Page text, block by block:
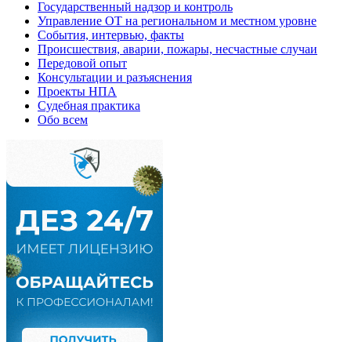
Государственный надзор и контроль
Управление ОТ на региональном и местном уровне
События, интервью, факты
Происшествия, аварии, пожары, несчастные случаи
Передовой опыт
Консультации и разъяснения
Проекты НПА
Судебная практика
Обо всем